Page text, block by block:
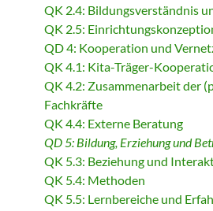
QK 2.4: Bildungsverständnis
QK 2.5:
QD 4: Kooperation und
QK 4.1: Kita-Träger-
QK 4.2: Zusammenarbeit der
Fachkräfte
QK 4.4: Externe Beratung
QD 5: Bildung, Erziehung und
QK 5.3: Beziehung und
QK 5.4: Methoden
QK 5.5: Lernbereiche und